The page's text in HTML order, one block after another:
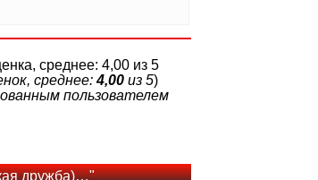
среднее:4,00 из 5)
пользователем
дружба)…"